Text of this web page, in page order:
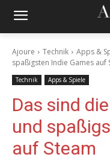
Ajoure Technik Apps &
spaßigsten Indie Games auf
Technik Apps & Spiele
Das sind
und
auf Steam